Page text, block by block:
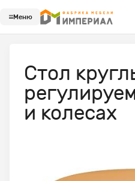
Меню
Стол
и колесах